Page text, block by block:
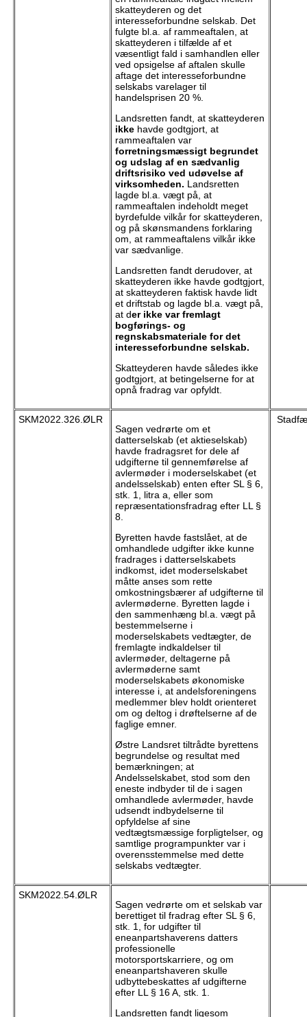
skatteyderen og det
interesseforbundne selskab. Det
fulgte bl.a. af rammeaftalen, at
skatteyderen i tilfælde af et
væsentligt fald i samhandlen eller
ved opsigelse af aftalen skulle
aftage det interesseforbundne
selskabs varelager til
handelsprisen 20 %.
Landsretten fandt, at skatteyderen
ikkehavde godtgjort, at
rammeaftalen var
forretningsmæssigt begrundet
og udslag af en sædvanlig
driftsrisiko ved udøvelse af
virksomheden. Landsretten
lagde bl.a. vægt på, at
rammeaftalen indeholdt meget
byrdefulde vilkår for skatteyderen,
og på skønsmandens forklaring
om, at rammeaftalens vilkår ikke
var sædvanlige.
Landsretten fandt derudover, at
skatteyderen ikke havde godtgjort,
at skatteyderen faktisk havde lidt
et driftstab og lagde bl.a. vægt på,
at der ikke var fremlagt
bogførings- og
regnskabsmateriale for det
interesseforbundne selskab.
Skatteyderen havde således ikke
godtgjort, at betingelserne for at
opnå fradrag var opfyldt.
SKM2022.326.ØLR
Sagen vedrørte om et
datterselskab (et aktieselskab)
havde fradragsret for dele af
udgifterne til gennemførelse af
avlermøder i moderselskabet (et
andelsselskab) enten efter SL § 6,
stk. 1, litra a, eller som
repræsentationsfradrag efter LL §
8.
Byretten havde fastslået, at de
omhandlede udgifter ikke kunne
fradrages i datterselskabets
indkomst, idet moderselskabet
måtte anses som rette
omkostningsbærer af udgifterne til
avlermøderne. Byretten lagde i
den sammenhæng bl.a. vægt på
bestemmelserne i
moderselskabets vedtægter, de
fremlagte indkaldelser til
avlermøder, deltagerne på
avlermøderne samt
moderselskabets økonomiske
interesse i, at andelsforeningens
medlemmer blev holdt orienteret
om og deltog i drøftelserne af de
faglige emner.
Østre Landsret tiltrådte byrettens
begrundelse og resultat med
bemærkningen; at
Andelsselskabet, stod som den
eneste indbyder til de i sagen
omhandlede avlermøder, havde
udsendt indbydelserne til
opfyldelse af sine
vedtægtsmæssige forpligtelser, og
samtlige programpunkter var i
overensstemmelse med dette
selskabs vedtægter.
SKM2022.54.ØLR
Sagen vedrørte om et selskab var
berettiget til fradrag efter SL § 6,
stk. 1, for udgifter til
eneanpartshaverens datters
professionelle
motorsportskarriere, og om
eneanpartshaveren skulle
udbyttebeskattes af udgifterne
efter LL § 16 A, stk. 1.
Landsretten fandt ligesom